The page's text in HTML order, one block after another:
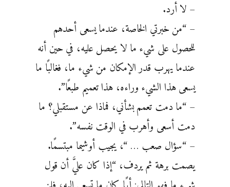
– لا أرد.
– “من خبرتي الخاصة، عندما يسعى أحدهم
للحصول على شيء ما لا يحصل عليه، في حين أنه
عندما يهرب قدر الإمكان من شيء ما، فغالبًا ما
يسعى هذا الشيء وراءه، هذا تعميم طبعًا”.
– “ما دمت تعمم بشأني، فماذا عن مستقبلي؟ ما
دمت أسعى وأهرب في الوقت نفسه”.
– “سؤال صعب … “، يجيب أوشيما مبتسمًا.
يصمت برهة ثم يردف، “إذا كان عليَّ أن قول